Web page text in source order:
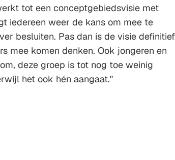
tot een conceptgebiedsvisie met
iedereen weer de kans om mee te
besluiten. Pas dan is de visie
mee komen denken. Ook jongeren en
deze groep is tot nog toe weinig
het ook hén aangaat."